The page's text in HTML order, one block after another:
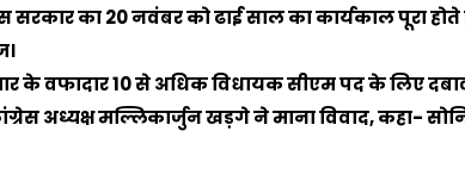
सरकार का 20 नवंबर को ढाई साल का कार्यकाल पूरा
के वफादार 10 से अधिक विधायक सीएम पद के लिए
अध्यक्ष मल्लिकार्जुन खड़गे ने माना विवाद, कहा-